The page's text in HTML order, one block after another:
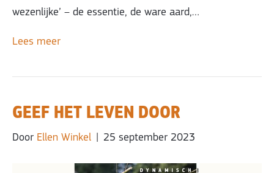
wezenlijke’ – de essentie, de ware aard,…
Lees meer
GEEF HET LEVEN DOOR
Door Ellen Winkel 25 september 2023